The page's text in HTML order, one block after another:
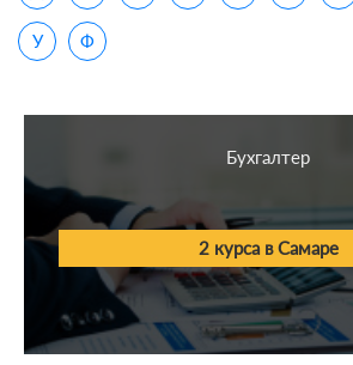
У Ф
Бухгалтер
2 курса в Самаре
Киберспорт
Поступление
Дизайн
Маркетинг и реклама
Творчество
Менеджмент